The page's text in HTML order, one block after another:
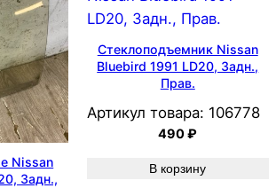
Nissan
Задн.,
Стеклоподъемник Nissan
Bluebird 1991 LD20, Задн.,
Прав.
Артикул товара: 106778
490₽
В корзину